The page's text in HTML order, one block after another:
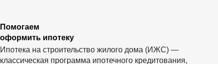
Помогаем
оформить ипотеку
Ипотека на строительство жилого дома (ИЖС) —
классическая программа ипотечного кредитования,